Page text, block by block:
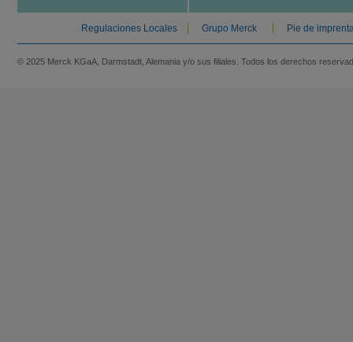
Regulaciones Locales Grupo Merck Pie de
© 2025 Merck KGaA, Darmstadt, Alemania y/o sus filiales. Todos los derechos